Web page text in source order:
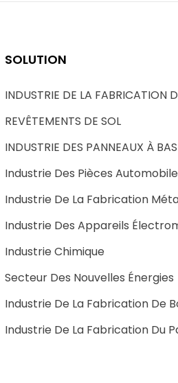
SOLUTION
INDUSTRIE DE LA FABRICATION
REVÊTEMENTS DE SOL
INDUSTRIE DES PANNEAUX À
Industrie Des Pièces
Industrie De La Fabrication
Industrie Des Appareils
Industrie Chimique
Secteur Des Nouvelles Énergies
Industrie De La Fabrication De
Industrie De La Fabrication Du